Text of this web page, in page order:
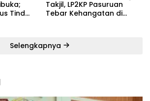
Tindak
Takjil, LP2KP Pasuruan
Tebar Kehangatan di
Selengkapnya